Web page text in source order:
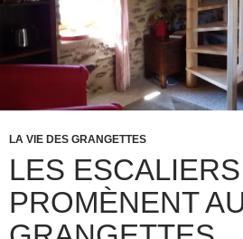
LA VIE DES GRANGETTES
LES
PROMÈNENT